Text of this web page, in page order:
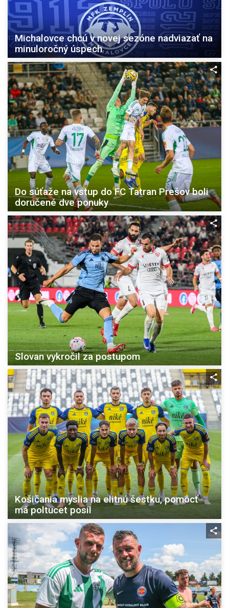
Michalovce chcú v novej sezóne nadviazať na
minuloročný úspech
Do súťaže na vstup do FC Tatran Prešov boli
doručené dve ponuky
Slovan vykročil za postupom
Košičania myslia na elitnú šestku, pomôcť
má poltucet posíl